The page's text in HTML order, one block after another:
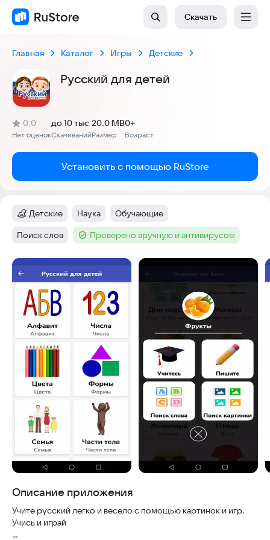
Скачать
Главная Каталог Игры Детские
Русский для детей
Рейтинг:
0,0
(
Нет оценок
)
Скачиваний
до 10 тыс
Размер
20.0 MB
Возраст
0+
Установить с помощью RuStore
Категория:
Детские Тег:
Наука Тег:
Обучающие
Тег:
Поиск слов Тег :Проверено вручную и антивирусом
Скриншоты
Описание приложения
Учите русский легко и весело с помощью картинок и игр.
Учись и играй